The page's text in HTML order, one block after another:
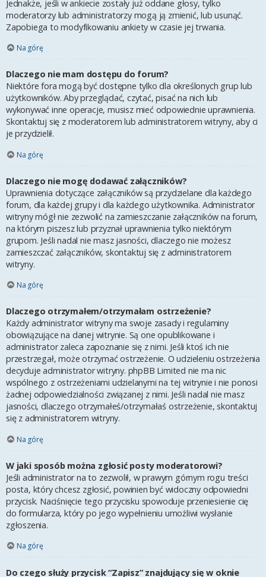
Jednakże, jeśli w ankiecie zostały już oddane głosy, tylko
moderatorzy lub administratorzy mogą ją zmienić, lub usunąć.
Zapobiega to modyfikowaniu ankiety w czasie jej trwania.
Na górę
Dlaczego nie mam dostępu do forum?
Niektóre fora mogą być dostępne tylko dla określonych grup lub
użytkowników. Aby przeglądać, czytać, pisać na nich lub
wykonywać inne operacje, musisz mieć odpowiednie uprawnienia.
Skontaktuj się z moderatorem lub administratorem witryny, aby ci
je przydzielił.
Na górę
Dlaczego nie mogę dodawać załączników?
Uprawnienia dotyczące załączników są przydzielane dla każdego
forum, dla każdej grupy i dla każdego użytkownika. Administrator
witryny mógł nie zezwolić na zamieszczanie załączników na forum,
na którym piszesz lub przyznał uprawnienia tylko niektórym
grupom. Jeśli nadal nie masz jasności, dlaczego nie możesz
zamieszczać załączników, skontaktuj się z administratorem
witryny.
Na górę
Dlaczego otrzymałem/otrzymałam ostrzeżenie?
Każdy administrator witryny ma swoje zasady i regulaminy
obowiązujące na danej witrynie. Są one opublikowane i
administrator zaleca zapoznanie się z nimi. Jeśli ktoś ich nie
przestrzegał, może otrzymać ostrzeżenie. O udzieleniu ostrzeżenia
decyduje administrator witryny. phpBB Limited nie ma nic
wspólnego z ostrzeżeniami udzielanymi na tej witrynie i nie ponosi
żadnej odpowiedzialności związanej z nimi. Jeśli nadal nie masz
jasności, dlaczego otrzymałeś/otrzymałaś ostrzeżenie, skontaktuj
się z administratorem witryny.
Na górę
W jaki sposób można zgłosić posty moderatorowi?
Jeśli administrator na to zezwolił, w prawym górnym rogu treści
posta, który chcesz zgłosić, powinien być widoczny odpowiedni
przycisk. Naciśnięcie tego przycisku spowoduje przeniesienie cię
do formularza, który po jego wypełnieniu umożliwi wysłanie
zgłoszenia.
Na górę
Do czego służy przycisk “Zapisz” znajdujący się w oknie